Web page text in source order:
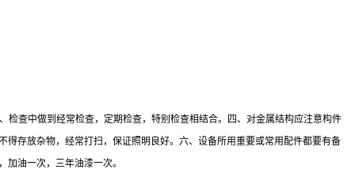
查中做到经常检查，定期检查，特别检查相结合。四、对金属结构应注意构件
存放杂物，经常打扫，保证照明良好。六、设备所用重要或常用配件都要有备
油一次，三年油漆一次。